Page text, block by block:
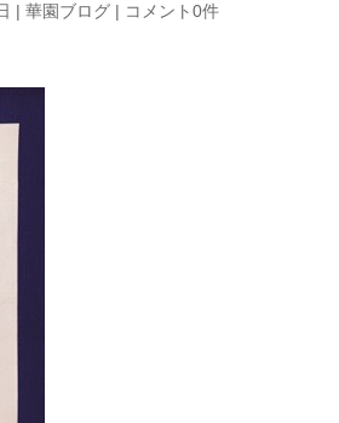
| 華園ブログ | コメント0件